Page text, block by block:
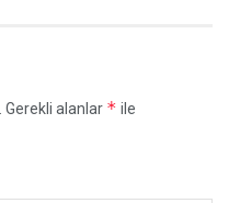
Gerekli alanlar * ile